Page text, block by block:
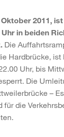
2011,
Uhr in beiden
Die
Hardbrücke, ist
Uhr, bis
Die
–
für die